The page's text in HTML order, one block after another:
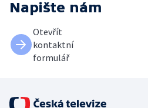
Napište nám
Otevřít
kontaktní
formulář